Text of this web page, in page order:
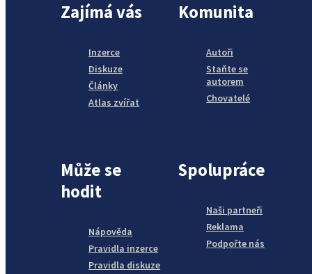
Zajímá vás
Inzerce
Diskuze
Články
Atlas zvířat
Komunita
Autoři
Staňte se
autorem
Chovatelé
Může se
hodit
Nápověda
Pravidla inzerce
Pravidla diskuze
Spolupráce
Naši partneři
Reklama
Podpořte nás